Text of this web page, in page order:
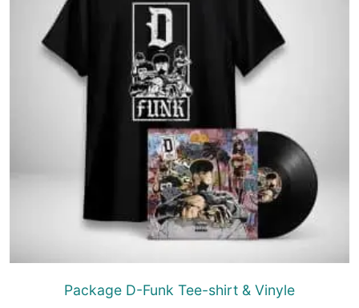
Package D-Funk Tee-shirt & Vinyle